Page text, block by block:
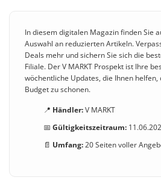
In diesem digitalen Magazin finden Sie
Auswahl an reduzierten Artikeln.
Deals mehr und sichern Sie sich die
Filiale. Der V MARKT Prospekt ist Ihre
wöchentliche Updates, die Ihnen
Budget zu schonen.
📍 Händler:V MARKT
📅 Gültigkeitszeitraum:
📄 Umfang:20 Seiten voller